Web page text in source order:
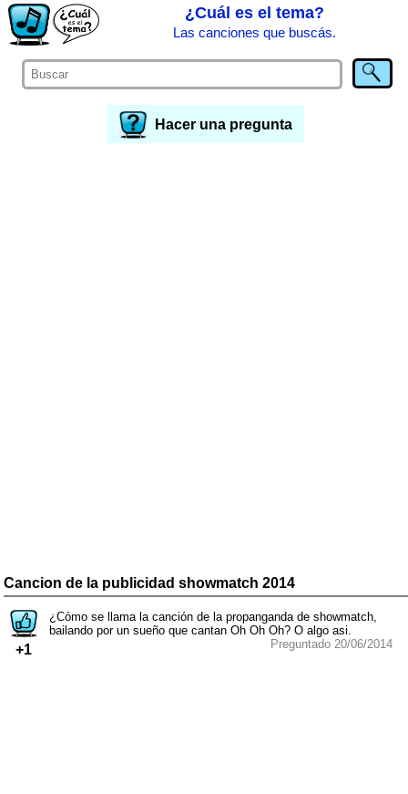
¿Cuál es el tema?
Las canciones que buscás.
Hacer una pregunta
Cancion de la publicidad showmatch 2014
+1
¿Cómo se llama la canción de la propanganda de showmatch,
bailando por un sueño que cantan Oh Oh Oh? O algo asi.
Preguntado 20/06/2014